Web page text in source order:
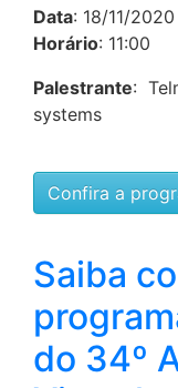
Data: 18/11/2020
Horário: 11:00
Palestrante:
systems
Confira a
Saiba
do 34º